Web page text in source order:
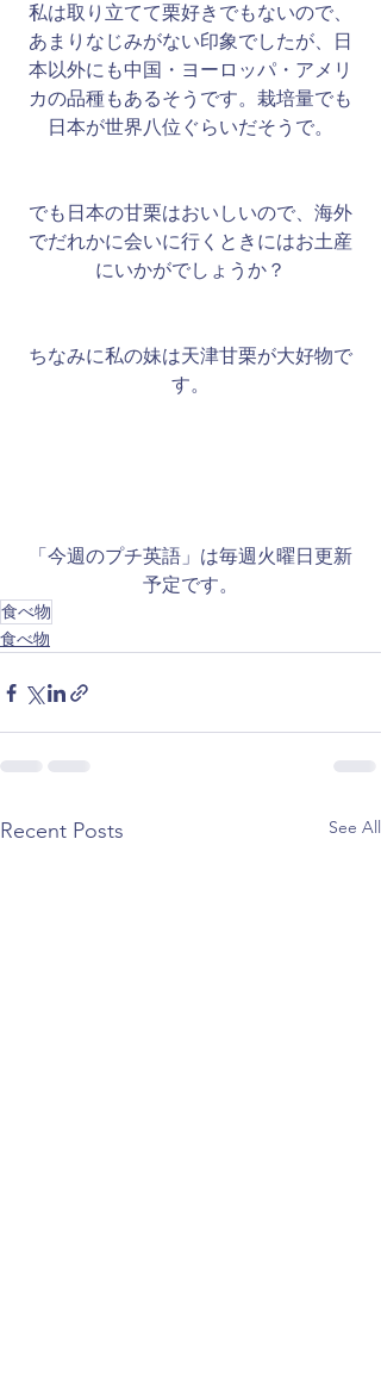
私は取り立てて栗好きでもないので、
あまりなじみがない印象でしたが、日
本以外にも中国・ヨーロッパ・アメリ
カの品種もあるそうです。栽培量でも
日本が世界八位ぐらいだそうで。
でも日本の甘栗はおいしいので、海外
でだれかに会いに行くときにはお土産
にいかがでしょうか？
​ちなみに私の妹は天津甘栗が大好物で
す。
「今週のプチ英語」は毎週火曜日更新
予定です。
食べ物
食べ物
Recent Posts See All